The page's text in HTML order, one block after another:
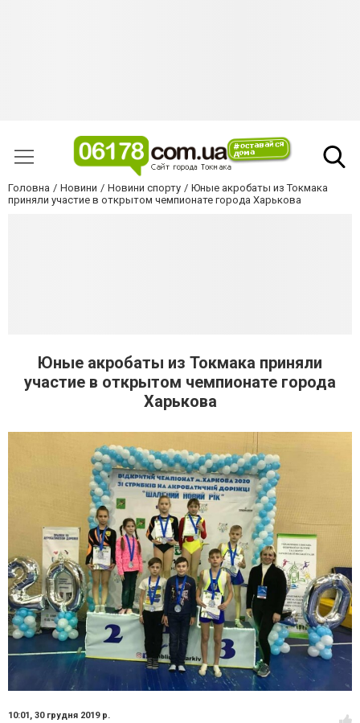
Головна Новини Новини спорту
Юные акробаты из Токмака
приняли участие в открытом чемпионате города Харькова
Юные акробаты из Токмака приняли
участие в открытом чемпионате города
Харькова
10:01, 30 грудня 2019 р.